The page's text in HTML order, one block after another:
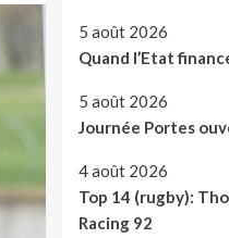
5 août 2026
Quand l’Etat
5 août 2026
Journée Portes
4 août 2026
Top 14 (rugby):
Racing 92